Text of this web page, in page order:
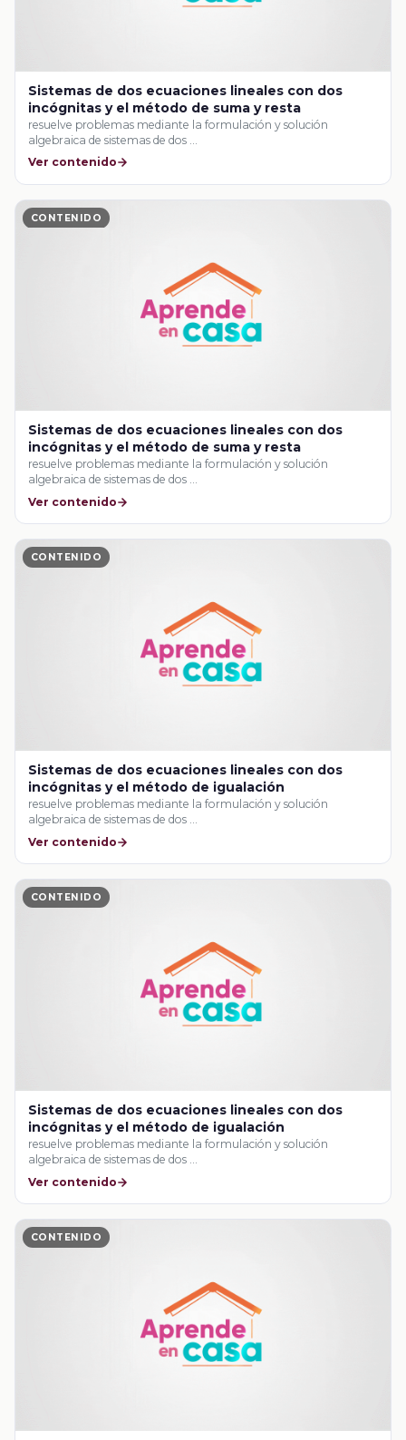
Sistemas de dos ecuaciones lineales con dos
incógnitas y el método de suma y resta
resuelve problemas mediante la formulación y solución
algebraica de sistemas de dos …
Ver contenido
CONTENIDO
Sistemas de dos ecuaciones lineales con dos
incógnitas y el método de suma y resta
resuelve problemas mediante la formulación y solución
algebraica de sistemas de dos …
Ver contenido
CONTENIDO
Sistemas de dos ecuaciones lineales con dos
incógnitas y el método de igualación
resuelve problemas mediante la formulación y solución
algebraica de sistemas de dos …
Ver contenido
CONTENIDO
Sistemas de dos ecuaciones lineales con dos
incógnitas y el método de igualación
resuelve problemas mediante la formulación y solución
algebraica de sistemas de dos …
Ver contenido
CONTENIDO